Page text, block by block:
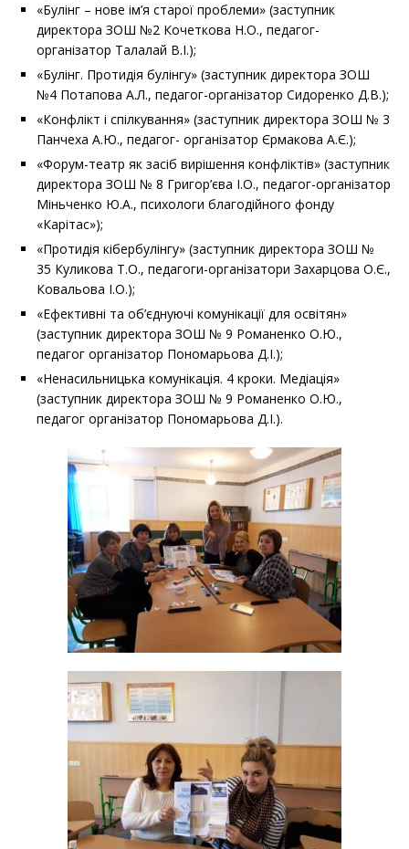
«Булінг – нове ім’я старої проблеми» (заступник
директора ЗОШ №2 Кочеткова Н.О., педагог-
організатор Талалай В.І.);
«Булінг. Протидія булінгу» (заступник директора ЗОШ
№4 Потапова А.Л., педагог-організатор Сидоренко Д.В.);
«Конфлікт і спілкування» (заступник директора ЗОШ № 3
Панчеха А.Ю., педагог- організатор Єрмакова А.Є.);
«Форум-театр як засіб вирішення конфліктів» (заступник
директора ЗОШ № 8 Григор’єва І.О., педагог-організатор
Міньченко Ю.А., психологи благодійного фонду
«Карітас»);
«Протидія кібербулінгу» (заступник директора ЗОШ №
35 Куликова Т.О., педагоги-організатори Захарцова О.Є.,
Ковальова І.О.);
«Ефективні та об’єднуючі комунікації для освітян»
(заступник директора ЗОШ № 9 Романенко О.Ю.,
педагог організатор Пономарьова Д.І.);
«Ненасильницька комунікація. 4 кроки. Медіація»
(заступник директора ЗОШ № 9 Романенко О.Ю.,
педагог організатор Пономарьова Д.І.).